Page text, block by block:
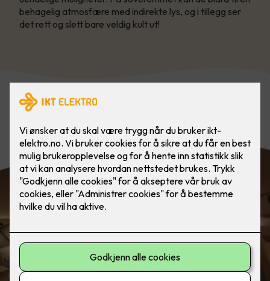
behagelig atmosfære med indirekte lys, og i tillegg ser
det rett og slett bare veldig kult ut!
Slapp av og trekk deg tilbake, til en
stemningsfull atmosfære.